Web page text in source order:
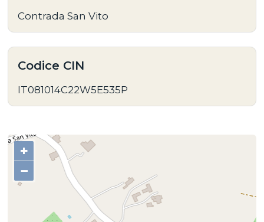
Contrada San Vito
Codice CIN
IT081014C22W5E535P
+
−